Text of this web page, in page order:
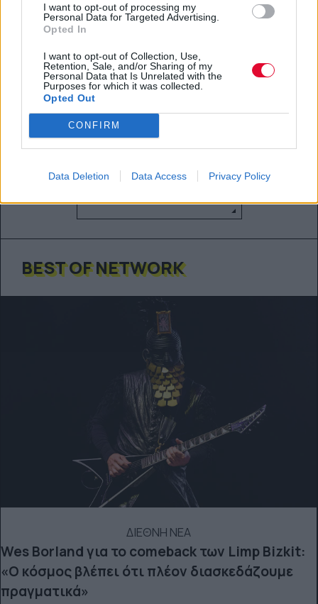
I want to opt-out of processing my
Personal Data for Targeted Advertising.
Opted In
I want to opt-out of Collection, Use,
Retention, Sale, and/or Sharing of my
Personal Data that Is Unrelated with the
Purposes for which it was collected.
Opted Out
CONFIRM
Data Deletion Data Access Privacy Policy
αστυνομικά δράματα για το
σαββατοκύριακο
Οι καλύτερες επιλογές από την Ισπανία για
τον παγωμένο Ιανουάριο. Μυστηριώδεις
εξαφανίσεις και...
Μάνος Νομικός
BEST OF NETWORK
ΔΙΕΘΝΗ ΝΕΑ
Wes Borland για το comeback των Limp Bizkit:
«Ο κόσμος βλέπει ότι πλέον διασκεδάζουμε
πραγματικά»